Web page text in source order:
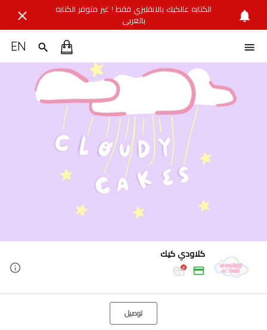
الكتابه عالكيك بالانقليزي فقط ! غير متوفر الكتابه
بالعربي
EN
كلاودي كيك
توصيل